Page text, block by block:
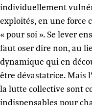
individuellement
exploités, en une force
« pour soi ». Se lever
faut oser dire non, au
dynamique qui en
être dévastatrice. Mais
la lutte collective sont
indispensables pour